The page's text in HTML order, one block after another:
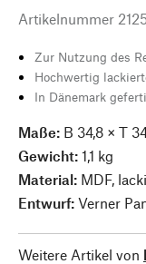
Artikelnummer
Zur Nutzung des
Hochwertig
In Dänemark
Maße: B 34,8 × T
Gewicht: 1,1 kg
Material: MDF,
Entwurf: Verner
Weitere Artikel von